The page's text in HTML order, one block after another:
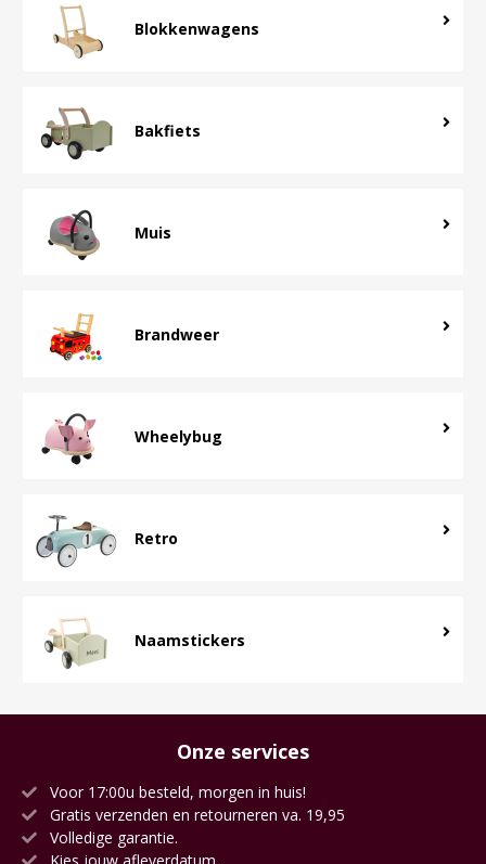
Blokkenwagens
Bakfiets
Muis
Brandweer
Wheelybug
Retro
Naamstickers
Onze services
Voor 17:00u besteld, morgen in huis!
Gratis verzenden en retourneren va. 19,95
Volledige garantie.
Kies jouw afleverdatum.